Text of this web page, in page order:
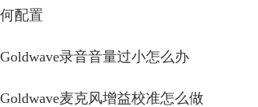
何配置
Goldwave录音音量过小怎么办
Goldwave麦克风增益校准怎么做